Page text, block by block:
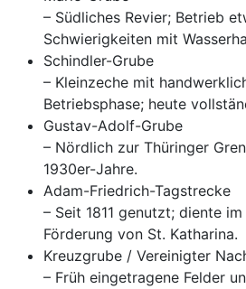
– Südliches Revier; Betrieb
Schwierigkeiten mit
Schindler-Grube
– Kleinzeche mit
Betriebsphase; heute
Gustav-Adolf-Grube
– Nördlich zur Thüringer
1930er-Jahre.
Adam-Friedrich-Tagstrecke
– Seit 1811 genutzt; diente
Förderung von St. Katharina.
Kreuzgrube / Vereinigter
– Früh eingetragene Felder